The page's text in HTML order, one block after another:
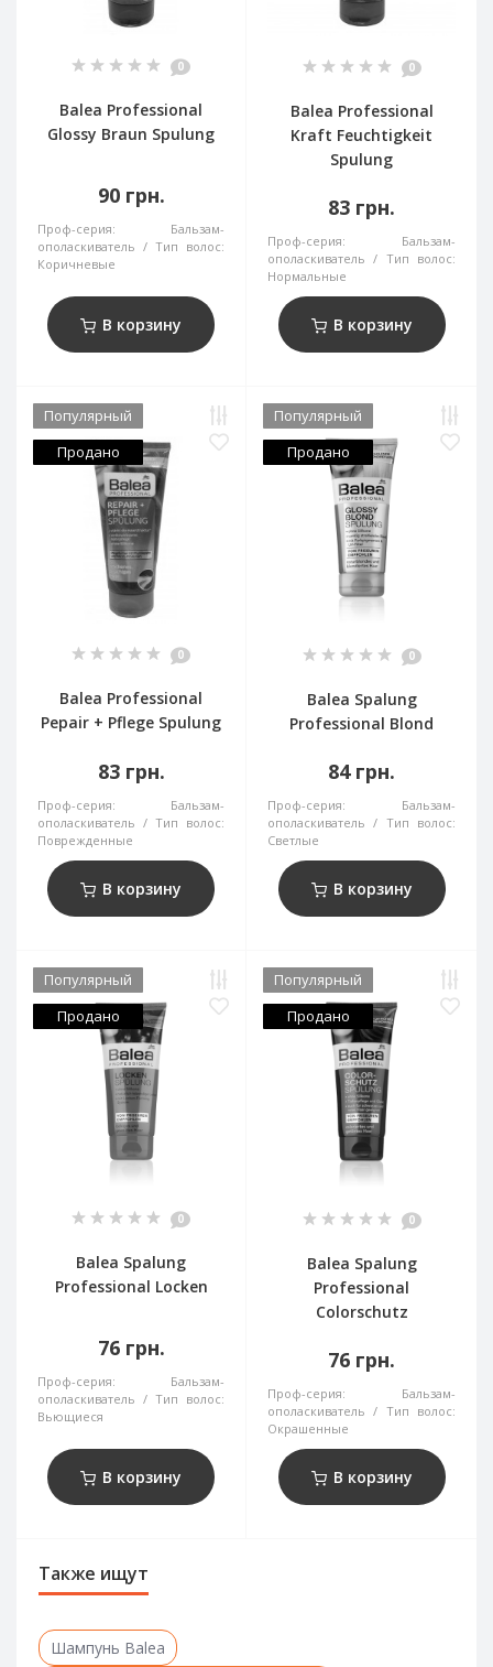
0
Balea Professional
Glossy Braun Spulung
90 грн.
Проф-серия:
Бальзам-
ополаскиватель
Тип волос:
Коричневые
В корзину
0
Balea Professional
Kraft Feuchtigkeit
Spulung
83 грн.
Проф-серия:
Бальзам-
ополаскиватель
Тип волос:
Нормальные
В корзину
Популярный
Продано
0
Balea Professional
Pepair + Pflege Spulung
83 грн.
Проф-серия:
Бальзам-
ополаскиватель
Тип волос:
Поврежденные
В корзину
Популярный
Продано
0
Balea Spalung
Professional Blond
84 грн.
Проф-серия:
Бальзам-
ополаскиватель
Тип волос:
Светлые
В корзину
Популярный
Продано
0
Balea Spalung
Professional Locken
76 грн.
Проф-серия:
Бальзам-
ополаскиватель
Тип волос:
Вьющиеся
В корзину
Популярный
Продано
0
Balea Spalung
Professional
Colorschutz
76 грн.
Проф-серия:
Бальзам-
ополаскиватель
Тип волос:
Окрашенные
В корзину
Также ищут
Шампунь Balea